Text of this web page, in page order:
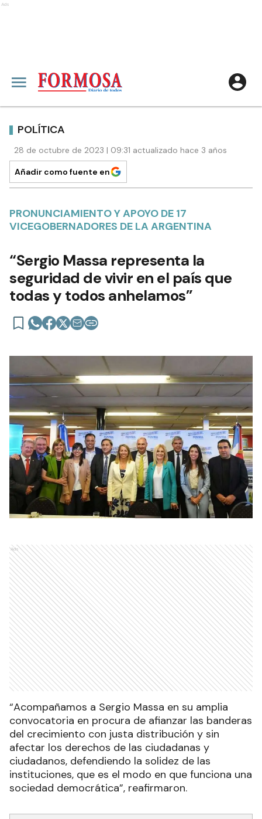
Ads
POLÍTICA
28 de octubre de 2023 | 09:31 actualizado hace 3 años
Añadir como fuente en
PRONUNCIAMIENTO Y APOYO DE 17
VICEGOBERNADORES DE LA ARGENTINA
“Sergio Massa representa la
seguridad de vivir en el país que
todas y todos anhelamos”
Ads
“Acompañamos a Sergio Massa en su amplia
convocatoria en procura de afianzar las banderas
del crecimiento con justa distribución y sin
afectar los derechos de las ciudadanas y
ciudadanos, defendiendo la solidez de las
instituciones, que es el modo en que funciona una
sociedad democrática”, reafirmaron.